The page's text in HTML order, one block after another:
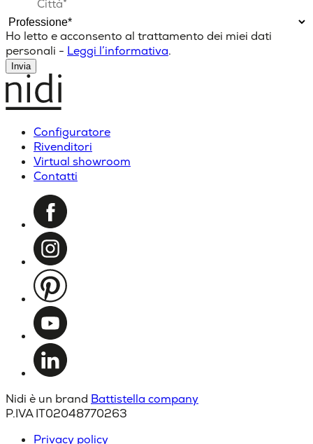
Ho letto e acconsento al trattamento dei miei dati
personali - Leggi l’informativa.
Invia
Configuratore
Rivenditori
Virtual showroom
Contatti
Nidi è un brand Battistella company
P.IVA IT02048770263
Privacy policy